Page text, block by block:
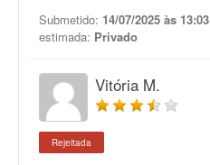
Submetido: 14/07/2025 às 13:03
estimada: Privado
Vitória M.
Rejeitada